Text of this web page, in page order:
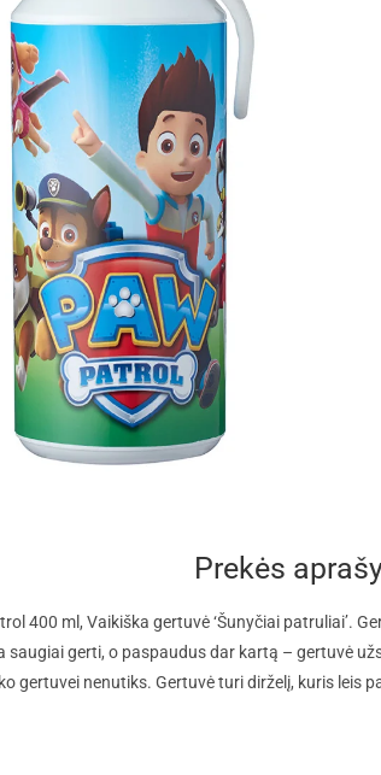
Prekės
400 ml, Vaikiška gertuvė ‘Šunyčiai patruliai’.
gerti, o paspaudus dar kartą – gertuvė
gertuvei nenutiks. Gertuvė turi dirželį, kuris leis